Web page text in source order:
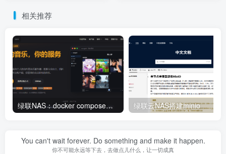
相关推荐
绿联NAS：docker compose搭建songloft——你的音乐，你的服务器 绿联云NAS搭建minio
You can't wait forever. Do something and make it happen.
你不可能永远等下去，去做点儿什么，让一切成真